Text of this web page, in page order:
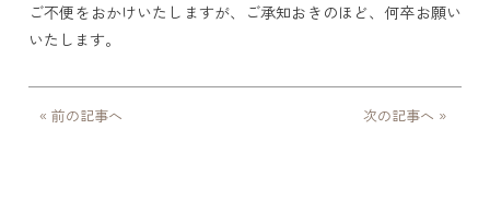
ご不便をおかけいたしますが、ご承知おきのほど、何卒お願い
いたします。
« 前の記事へ 次の記事へ »